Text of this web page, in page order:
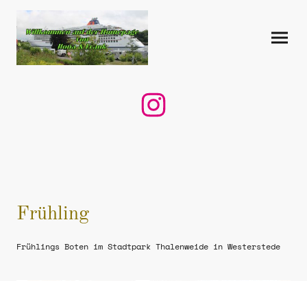
Frühling
Frühlings Boten im Stadtpark Thalenweide in Westerstede